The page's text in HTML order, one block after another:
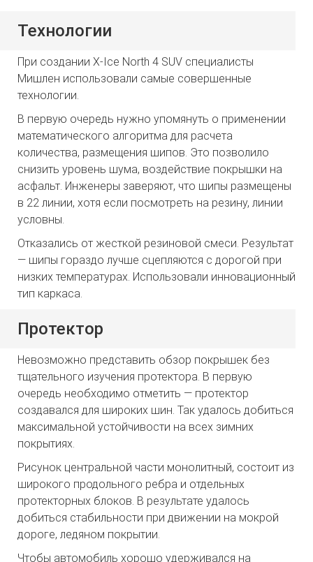
Технологии
При создании X-Ice North 4 SUV специалисты
Мишлен использовали самые совершенные
технологии.
В первую очередь нужно упомянуть о применении
математического алгоритма для расчета
количества, размещения шипов. Это позволило
снизить уровень шума, воздействие покрышки на
асфальт. Инженеры заверяют, что шипы размещены
в 22 линии, хотя если посмотреть на резину, линии
условны.
Отказались от жесткой резиновой смеси. Результат
— шипы гораздо лучше сцепляются с дорогой при
низких температурах. Использовали инновационный
тип каркаса.
Протектор
Невозможно представить обзор покрышек без
тщательного изучения протектора. В первую
очередь необходимо отметить — протектор
создавался для широких шин. Так удалось добиться
максимальной устойчивости на всех зимних
покрытиях.
Рисунок центральной части монолитный, состоит из
широкого продольного ребра и отдельных
протекторных блоков. В результате удалось
добиться стабильности при движении на мокрой
дороге, ледяном покрытии.
Чтобы автомобиль хорошо удерживался на